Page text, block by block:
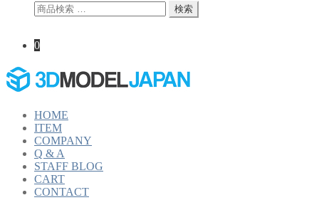
検
対
象:
検索
0
HOME
ITEM
COMPANY
Q & A
STAFF BLOG
CART
CONTACT